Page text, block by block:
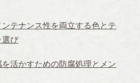
ンテナンス性を両立する色とテ
選び
活かすための防腐処理とメン